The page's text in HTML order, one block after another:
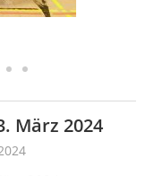
März 2024